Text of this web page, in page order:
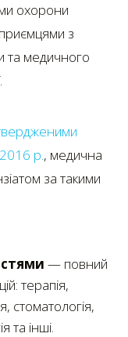
охорони
з
та медичного
р., медична
за такими
— повний
терапія,
стоматологія,
та інші.